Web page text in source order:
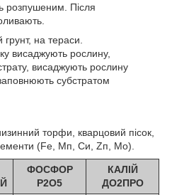
розпушеним. Після
на тераси.
висаджують рослину,
висаджують рослину
субстратом
торфи, кварцовий пісок,
(Fе, Мп, Си, Zп, Мо).
ФОСФОР
Р2О5
КАЛІЙ
ДО2ПРО